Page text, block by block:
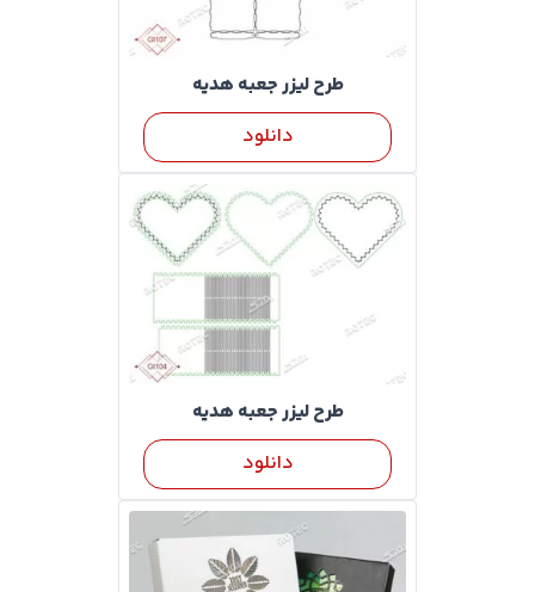
طرح لیزر جعبه هدیه
دانلود
طرح لیزر جعبه هدیه
دانلود